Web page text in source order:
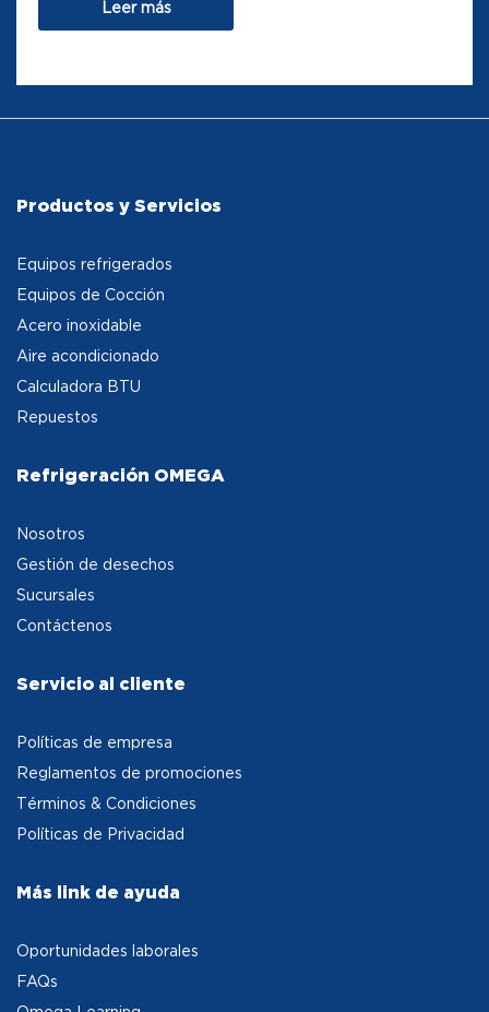
Leer más
Productos y Servicios
Equipos refrigerados
Equipos de Cocción
Acero inoxidable
Aire acondicionado
Calculadora BTU
Repuestos
Refrigeración OMEGA
Nosotros
Gestión de desechos
Sucursales
Contáctenos
Servicio al cliente
Políticas de empresa
Reglamentos de promociones
Términos & Condiciones
Políticas de Privacidad
Más link de ayuda
Oportunidades laborales
FAQs